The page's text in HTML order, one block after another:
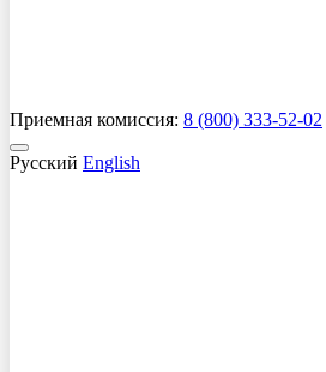
Приемная комиссия: 8 (800) 333-52-02
Русский English